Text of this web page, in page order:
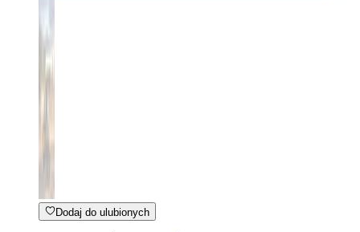
Dodaj do ulubionych